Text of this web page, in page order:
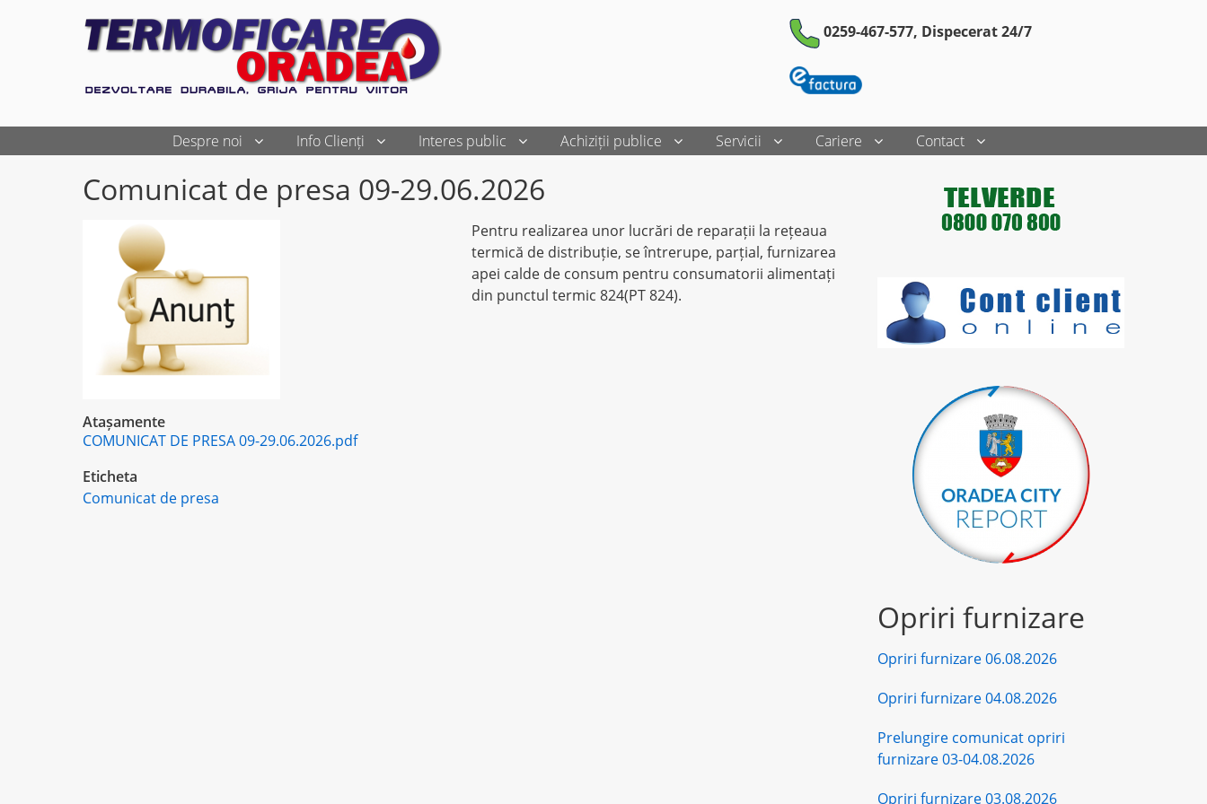
0259-467-577, Dispecerat 24/7
Despre noi Info Clienți Interes public Achiziții publice Servicii Cariere Contact
Comunicat de presa 09-29.06.2026
Atașamente
COMUNICAT DE PRESA 09-29.06.2026.pdf
Pentru realizarea unor lucrări de reparații la rețeaua
termică de distribuție, se întrerupe, parțial, furnizarea
apei calde de consum pentru consumatorii alimentați
din punctul termic 824(PT 824).
Eticheta
Comunicat de presa
Opriri furnizare
Opriri furnizare 06.08.2026
Opriri furnizare 04.08.2026
Prelungire comunicat opriri
furnizare 03-04.08.2026
Opriri furnizare 03.08.2026